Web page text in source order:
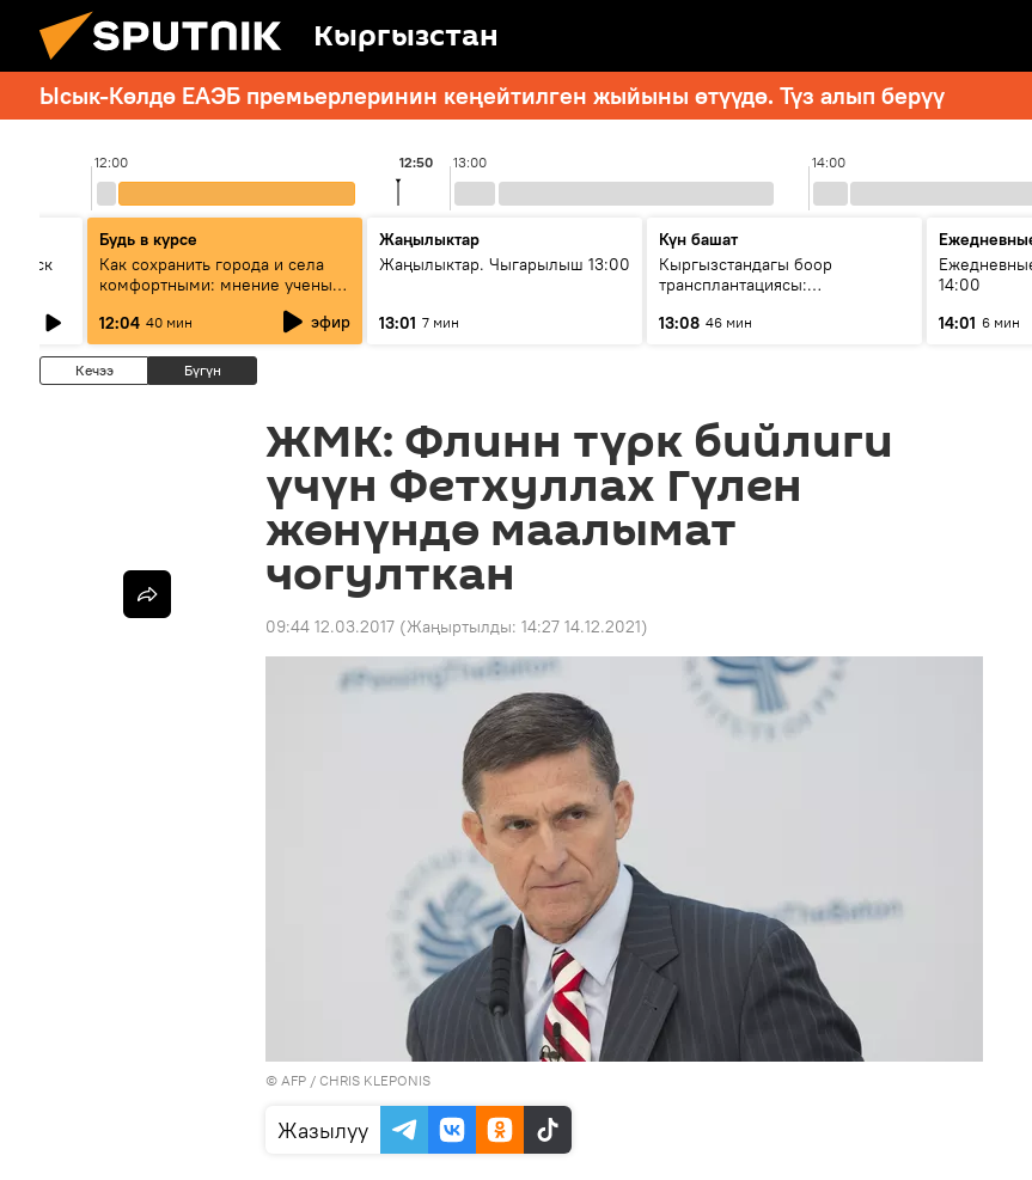
Кыргызстан
Ысык-Көлдө ЕАЭБ премьерлеринин кеңейтилген жыйыны өтүүдө. Түз алып берүү
12:00 13:00 14:00
12:50
Будь в курсе
Как сохранить города и села
комфортными: мнение ученых
12:04 40 мин эфир
Жаңылыктар
Жаңылыктар. Чыгарылыш 13:00
13:01 7 мин
Күн башат
Кыргызстандагы боор
трансплантациясы:
келечеги
13:08 46 мин
14:00
14:01 6 мин
Кечээ Бүгүн
ЖМК: Флинн түрк бийлиги
үчүн Фетхуллах Гүлен
жөнүндө маалымат
чогулткан
09:44 12.03.2017 (Жаңыртылды: 14:27 14.12.2021)
© AFP / CHRIS KLEPONIS
Жазылуу